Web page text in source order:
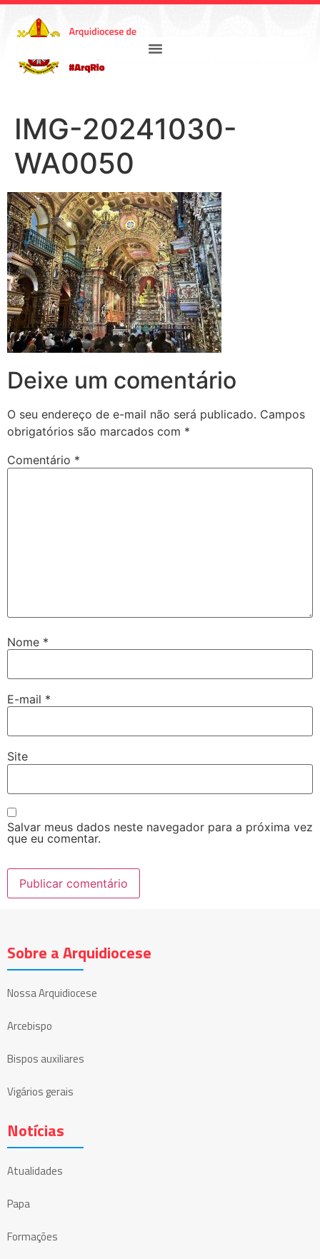
IMG-20241030-
WA0050
Deixe um comentário
O seu endereço de e-mail não será publicado. Campos
obrigatórios são marcados com *
Comentário *
Nome *
E-mail *
Site
Salvar meus dados neste navegador para a próxima vez
que eu comentar.
Sobre a Arquidiocese
Nossa Arquidiocese
Arcebispo
Bispos auxiliares
Vigários gerais
Notícias
Atualidades
Papa
Formações